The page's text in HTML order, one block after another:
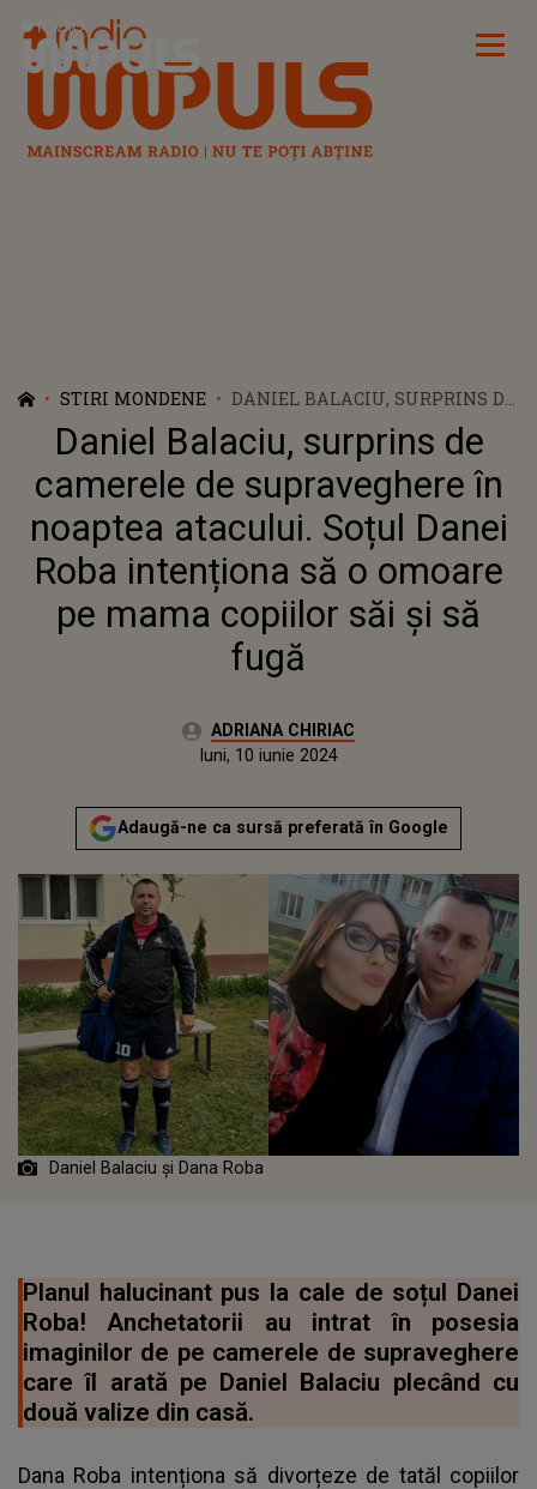
Radio Impuls
STIRI MONDENE
DANIEL BALACIU, SURPRINS DE
CAMERELE DE SUPRAVEGHERE
ÎN NOAPTEA ATACULUI. SOȚUL
DANEI ROBA INTENȚIONA SĂ O
OMOARE PE MAMA COPIILOR
SĂI ȘI SĂ FUGĂ
Daniel Balaciu, surprins de
camerele de supraveghere în
noaptea atacului. Soțul Danei
Roba intenționa să o omoare
pe mama copiilor săi și să
fugă
Autor:ADRIANA CHIRIAC
Actualizat:
luni, 10 iunie 2024
Adaugă-ne ca sursă preferată în Google
Daniel Balaciu și Dana Roba
Planul halucinant pus la cale de soțul Danei
Roba! Anchetatorii au intrat în posesia
imaginilor de pe camerele de supraveghere
care îl arată pe Daniel Balaciu plecând cu
două valize din casă.
Dana Roba intenționa să divorțeze de tatăl copiilor